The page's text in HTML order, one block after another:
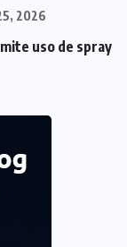
2026
uso de spray